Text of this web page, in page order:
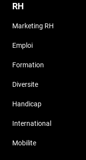
RH
Marketing RH
Emploi
Formation
Diversite
Handicap
International
Mobilite